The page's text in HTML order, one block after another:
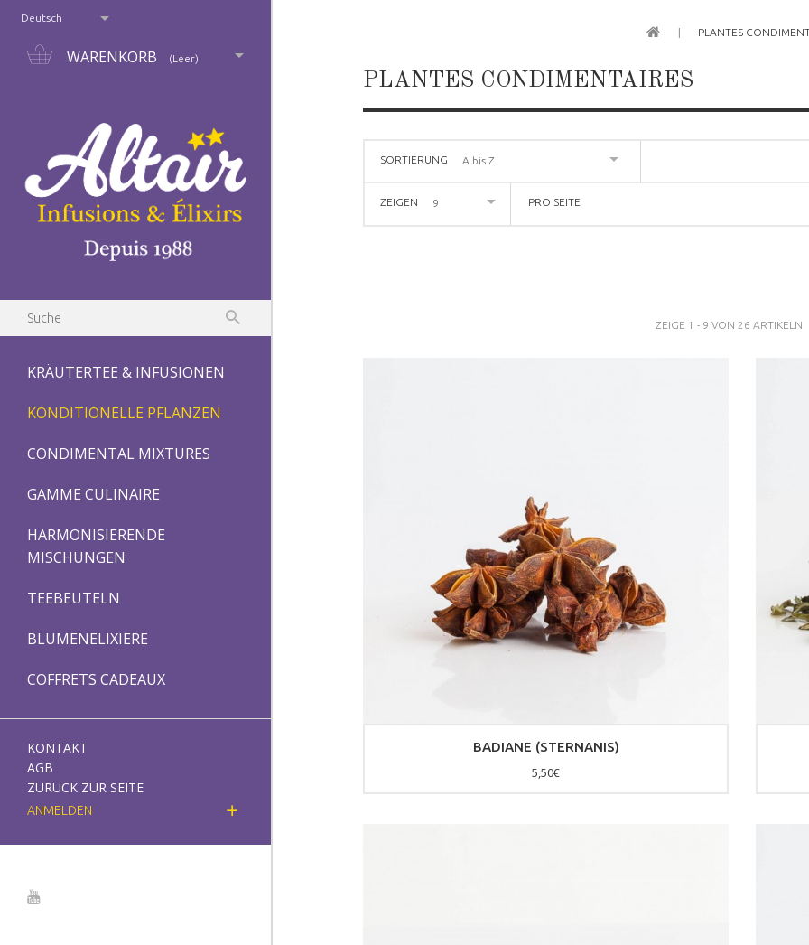
Deutsch
WARENKORB (Leer)
KRÄUTERTEE & INFUSIONEN
KONDITIONELLE PFLANZEN
CONDIMENTAL MIXTURES
GAMME CULINAIRE
HARMONISIERENDE
MISCHUNGEN
TEEBEUTELN
BLUMENELIXIERE
COFFRETS CADEAUX
KONTAKT
AGB
ZURÜCK ZUR SEITE
ANMELDEN
PLANTES
PLANTES CONDIMENTAIRES
SORTIERUNG A bis Z
ZEIGEN 9 PRO SEITE
ZEIGE 1 - 9 VON 26 ARTIKELN
BADIANE (STERNANIS)
5,50€